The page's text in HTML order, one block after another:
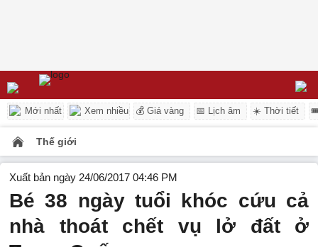
Mới nhất Xem nhiều 💰 Giá vàng 📅 Lịch âm ☀️ Thời tiết
Thế giới
Xuất bản ngày 24/06/2017 04:46 PM
Bé 38 ngày tuổi khóc cứu cả
nhà thoát chết vụ lở đất ở